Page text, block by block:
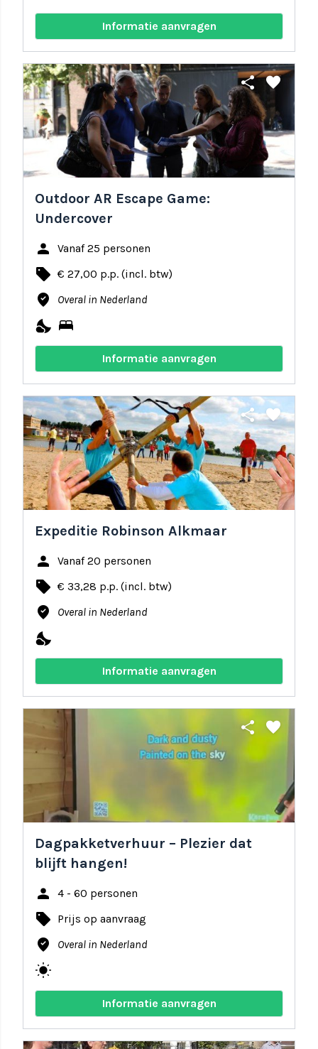
Informatie aanvragen
share favorite
Outdoor AR Escape Game:
Undercover
person Vanaf 25 personen
local_offer € 27,00 p.p. (incl. btw)
where_to_vote Overal in Nederland
nights_stay bed
Informatie aanvragen
share favorite
Expeditie Robinson Alkmaar
person Vanaf 20 personen
local_offer € 33,28 p.p. (incl. btw)
where_to_vote Overal in Nederland
nights_stay
Informatie aanvragen
share favorite
Dagpakketverhuur – Plezier dat
blijft hangen!
person 4 - 60 personen
local_offer Prijs op aanvraag
where_to_vote Overal in Nederland
wb_sunny
Informatie aanvragen